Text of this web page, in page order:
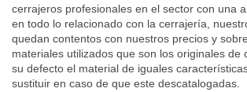
cerrajeros profesionales en el sector con una
en todo lo relacionado con la cerrajería,
quedan contentos con nuestros precios y
materiales utilizados que son los originales de
su defecto el material de iguales
sustituir en caso de que este descatalogadas.